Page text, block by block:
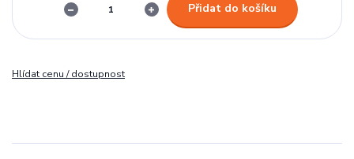
Přidat do košíku
Hlídat cenu / dostupnost